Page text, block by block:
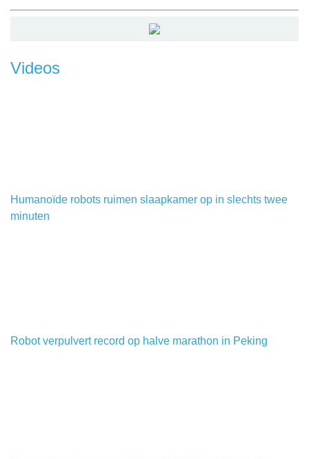
Videos
Humanoïde robots ruimen slaapkamer op in slechts twee
minuten
Robot verpulvert record op halve marathon in Peking